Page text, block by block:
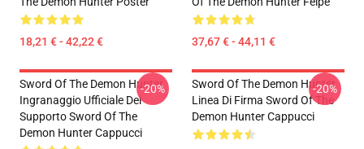
18,21 € - 42,22 € 37,67 € - 44,11 €
Sword Of The Demon Hunter
Ingranaggio Ufficiale Del
Supporto Sword Of The
Demon Hunter Cappucci
-20%
Sword Of The Demon Hunter
Linea Di Firma Sword Of The
Demon Hunter Cappucci
-20%